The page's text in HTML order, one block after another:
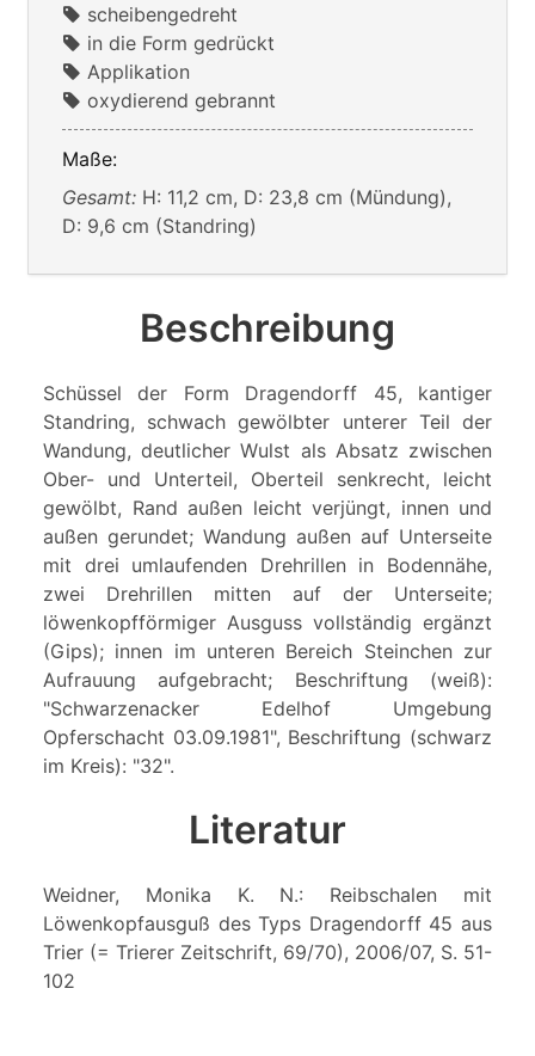
scheibengedreht
in die Form gedrückt
Applikation
oxydierend gebrannt
Maße:
Gesamt: H: 11,2 cm, D: 23,8 cm (Mündung),
D: 9,6 cm (Standring)
Beschreibung
Schüssel der Form Dragendorff 45, kantiger
Standring, schwach gewölbter unterer Teil der
Wandung, deutlicher Wulst als Absatz zwischen
Ober- und Unterteil, Oberteil senkrecht, leicht
gewölbt, Rand außen leicht verjüngt, innen und
außen gerundet; Wandung außen auf Unterseite
mit drei umlaufenden Drehrillen in Bodennähe,
zwei Drehrillen mitten auf der Unterseite;
löwenkopfförmiger Ausguss vollständig ergänzt
(Gips); innen im unteren Bereich Steinchen zur
Aufrauung aufgebracht; Beschriftung (weiß):
"Schwarzenacker Edelhof Umgebung
Opferschacht 03.09.1981", Beschriftung (schwarz
im Kreis): "32".
Literatur
Weidner, Monika K. N.: Reibschalen mit
Löwenkopfausguß des Typs Dragendorff 45 aus
Trier (= Trierer Zeitschrift, 69/70), 2006/07, S. 51-
102